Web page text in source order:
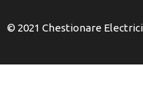
© 2021 Chestionare